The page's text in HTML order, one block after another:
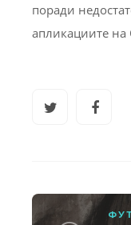
поради
апликациите на